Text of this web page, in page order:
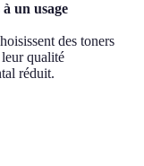
un usage
des toners
qualité
réduit.